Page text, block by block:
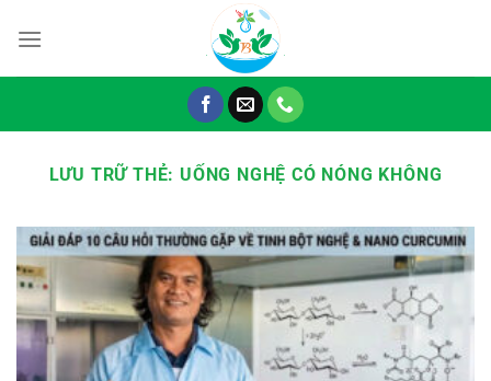
đến
LƯU TRỮ THẺ: UỐNG NGHỆ CÓ NÓNG KHÔNG